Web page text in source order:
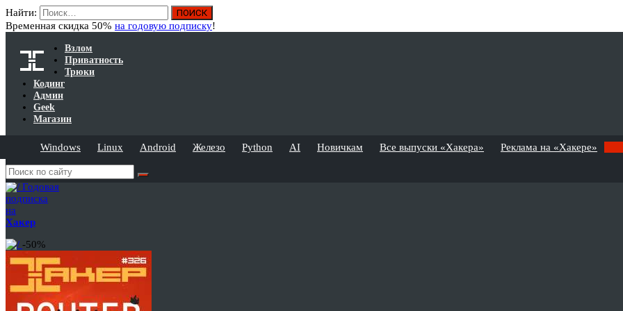
Найти:
Временная скидка 50% на годовую подписку!
Взлом
Приватность
Трюки
Кодинг
Админ
Geek
Магазин
Windows Linux Android Железо Python AI Новичкам Все выпуски «Хакера» Реклама на «Хакере»
Годовая
подписка
на
Хакер
-50%